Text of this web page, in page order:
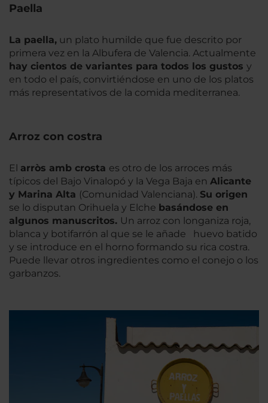
Paella
La paella, un plato humilde que fue descrito por
primera vez en la Albufera de Valencia. Actualmente
hay cientos de variantes para todos los gustos y
en todo el país, convirtiéndose en uno de los platos
más representativos de la comida mediterranea.
Arroz con costra
El arròs amb crosta es otro de los arroces más
típicos del Bajo Vinalopó y la Vega Baja en Alicante
y Marina Alta (Comunidad Valenciana). Su origen
se lo disputan Orihuela y Elche basándose en
algunos manuscritos. Un arroz con longaniza roja,
blanca y botifarrón al que se le añade huevo batido
y se introduce en el horno formando su rica costra.
Puede llevar otros ingredientes como el conejo o los
garbanzos.